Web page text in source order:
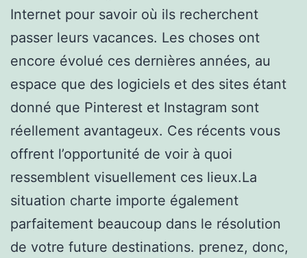
Internet pour savoir où ils recherchent
passer leurs vacances. Les choses ont
encore évolué ces dernières années, au
espace que des logiciels et des sites étant
donné que Pinterest et Instagram sont
réellement avantageux. Ces récents vous
offrent l’opportunité de voir à quoi
ressemblent visuellement ces lieux.La
situation charte importe également
parfaitement beaucoup dans le résolution
de votre future destinations. prenez, donc,